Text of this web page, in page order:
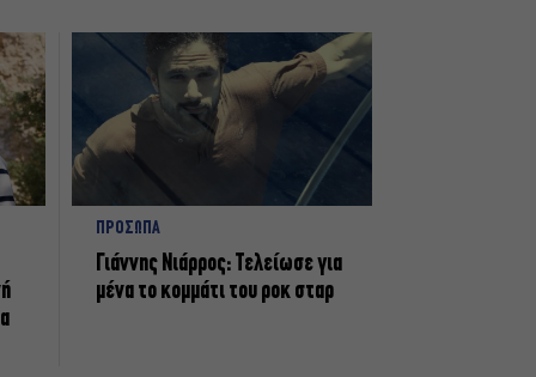
ΠΡΟΣΩΠΑ
Γιάννης Νιάρρος: Τελείωσε για
μένα το κομμάτι του ροκ σταρ